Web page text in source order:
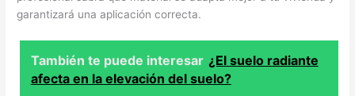
garantizará una aplicación correcta.
También te puede interesar ¿El suelo radiante
afecta en la elevación del suelo?